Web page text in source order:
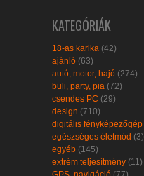
KATEGÓRIÁK
18-as karika (42)
ajánló (63)
autó, motor, hajó (274)
buli, party, pia (72)
csendes PC (29)
design (710)
digitális fényképezőgép
egészséges életmód (3)
egyéb (145)
extrém teljesítmény (11)